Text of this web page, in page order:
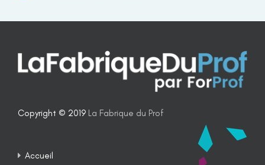
Copyright © 2019 La Fabrique du Prof
Accueil